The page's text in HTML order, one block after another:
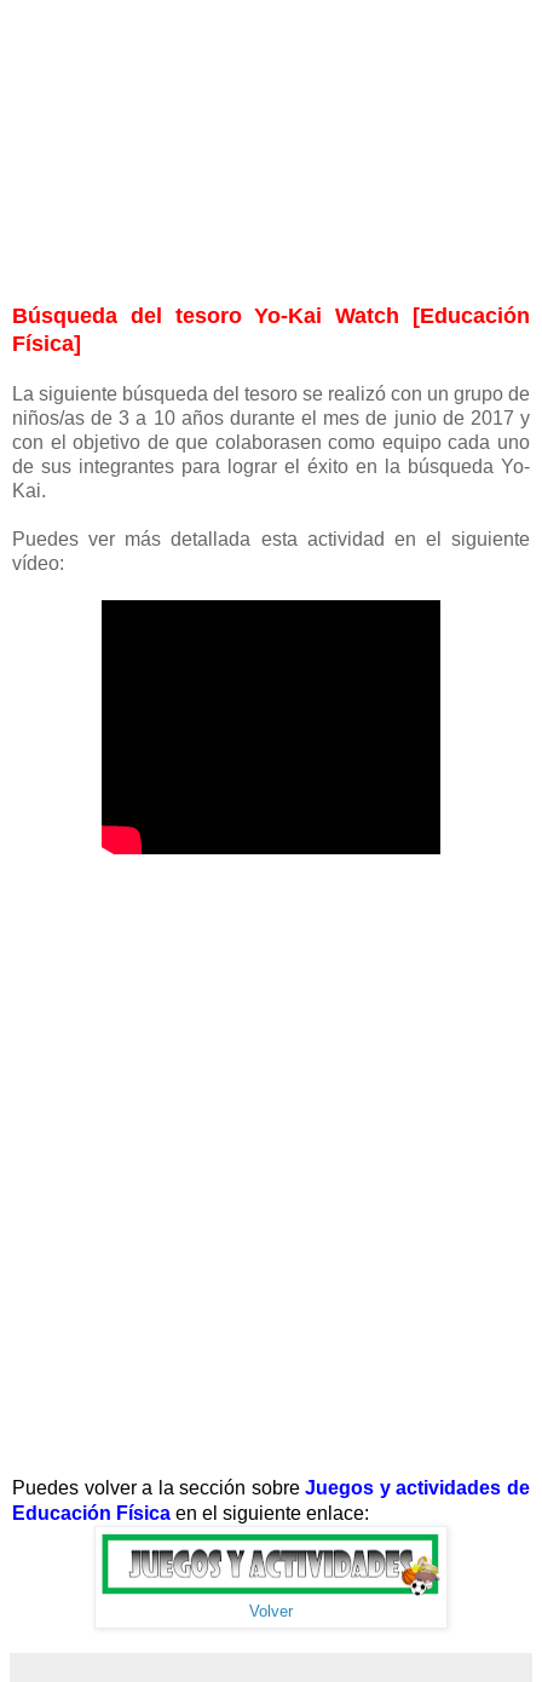
Búsqueda del tesoro Yo-Kai Watch [Educación
Física]
La siguiente búsqueda del tesoro se realizó con un grupo de
niños/as de 3 a 10 años durante el mes de junio de 2017 y
con el objetivo de que colaborasen como equipo cada uno
de sus integrantes para lograr el éxito en la búsqueda Yo-
Kai.
Puedes ver más detallada esta actividad en el siguiente
vídeo:
Puedes volver a la sección sobreJuegos y actividadesde
Educación Física en el siguiente enlace:
Volver